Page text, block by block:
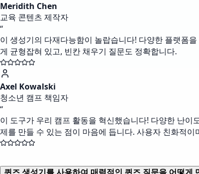
Meridith Chen
교육 콘텐츠 제작자
“
이 생성기의 다재다능함이 놀랍습니다! 다양한 플랫폼
게 균형잡혀 있고, 빈칸 채우기 질문도 정확합니다.
Axel Kowalski
청소년 캠프 책임자
“
이 도구가 우리 캠프 활동을 혁신했습니다! 다양한 난
제를 만들 수 있는 점이 마음에 듭니다. 사용자 친화적
퀴즈 생성기를 사용하여 매력적인 퀴즈 질문을 어떻게